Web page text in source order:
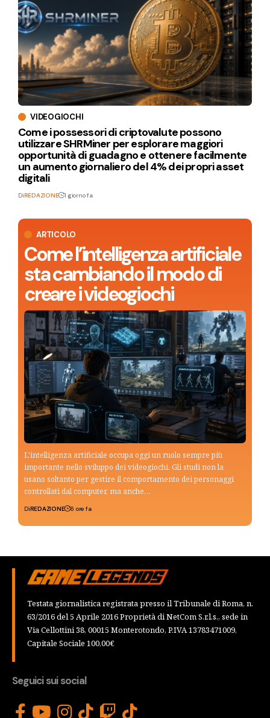
ARTICOLO
Come l’intelligenza artificiale
sta cambiando il modo di
creare i videogiochi
L'intelligenza artificiale occupa oggi un ruolo sempre più
importante nello sviluppo dei videogiochi. Gli studi non la
usano soltanto per gestire il comportamento dei personaggi
controllati dal computer, ma anche…
DiREDAZIONE 6 ore fa
VIDEOGIOCHI
Come i possessori di criptovalute possono
utilizzare SHRMiner per esplorare maggiori
opportunità di guadagno e ottenere facilmente
un aumento giornaliero del 4% dei propri asset
digitali
DiREDAZIONE 1 giorno fa
Testata giornalistica registrata presso il Tribunale di Roma, n.
63/2016 del 5 Aprile 2016 Proprietà di NetCom S.r.l.s., sede in
Via Cellottini 38, 00015 Monterotondo, P.IVA 13783471009,
Capitale Sociale 100,00€
Seguici sui social